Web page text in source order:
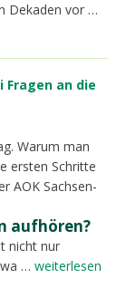
Dekaden vor …
an die
Warum man
ersten Schritte
AOK Sachsen-
aufhören?
nicht nur
… weiterlesen